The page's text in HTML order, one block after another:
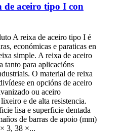
de aceiro tipo I con
A reixa de aceiro tipo I é
económicas e paraticas en
simple. A reixa de aceiro
tanto para aplicacións
O material de reixa
en opcións de aceiro
ou aceiro
e de alta resistencia.
lisa e superficie dentada
de barras de apoio (mm)
3, 38 ×...